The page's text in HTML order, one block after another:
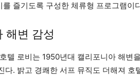
즐기도록 구성한 체류형 프로그램이
해변 감성
텔 로비는 1950년대 캘리포니아 해변
다. 밝고 경쾌한 서프 뮤직도 더해져 호